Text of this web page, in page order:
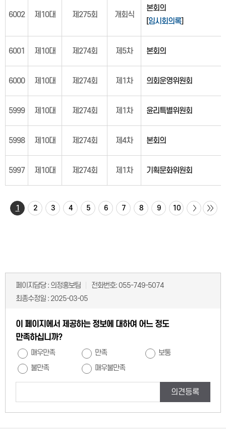
6002 제10대 제275회 개회식
본회의
[임시회의록]
6001 제10대 제274회 제5차 본회의
6000 제10대 제274회 제1차 의회운영위원회
5999 제10대 제274회 제1차 윤리특별위원회
5998 제10대 제274회 제4차 본회의
5997 제10대 제274회 제1차 기획문화위원회
1 2 3 4 5 6 7 8 9 10
페이지담당 : 의정홍보팀 전화번호:055-749-5074
최종수정일 : 2025-03-05
이 페이지에서 제공하는 정보에 대하여 어느 정도
만족하십니까?
매우만족 만족
보통
불만족
매우불만족
의견등록